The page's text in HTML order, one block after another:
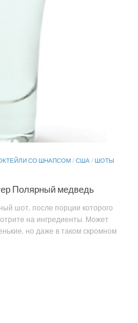
СО ШНАПСОМ /США/ ШОТЫ
Полярный медведь
шот, после порции которого
на ингредиенты. Может
но даже в таком скромном